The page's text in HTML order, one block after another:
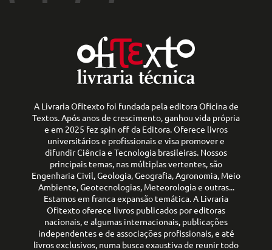
A Livraria Ofitexto foi fundada pela editora Oficina de
Textos. Após anos de crescimento, ganhou vida própria
e em 2025 fez spin off da Editora. Oferece livros
universitários e profissionais e visa promover e
difundir Ciência e Tecnologia brasileiras. Nossos
principais temas, nas múltiplas vertentes, são
Engenharia Civil, Geologia, Geografia, Agronomia, Meio
Ambiente, Geotecnologias, Meteorologia e outras...
Estamos em franca expansão temática. A Livraria
Ofitexto oferece livros publicados por editoras
nacionais, e algumas internacionais, publicações
independentes e de associações profissionais, e até
livros exclusivos, numa busca exaustiva de reunir todo